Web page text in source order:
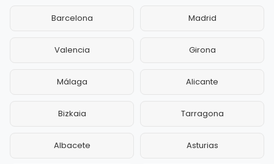
Barcelona Madrid
Valencia Girona
Málaga Alicante
Bizkaia Tarragona
Albacete Asturias